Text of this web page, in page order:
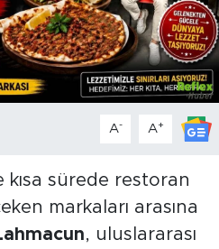
A- A+
sürede restoran
markaları arasına
, uluslararası